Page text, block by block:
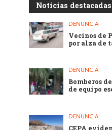
Noticias destacadas
DENUNCIA
Vecinos de
por alza de
DENUNCIA
Bomberos
de equipo
DENUNCIA
CEPA